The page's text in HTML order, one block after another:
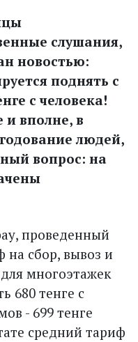
слушания,
новостью:
поднять с
с человека!
и вполне, в
людей,
вопрос: на
проведенный
на сбор, вывоз и
многоэтажек
680 тенге с
- 699 тенге
средний тариф